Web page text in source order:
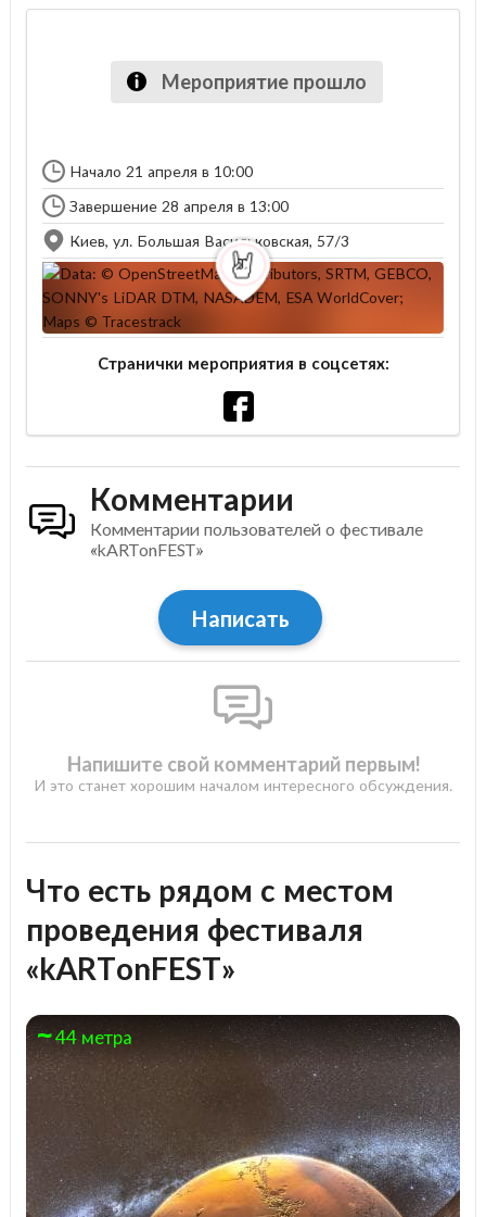
Мероприятие прошло
Начало 21 апреля в 10:00
Завершение 28 апреля в 13:00
Киев, ул. Большая Васильковская, 57/3
Странички мероприятия в соцсетях:
Комментарии
Комментарии пользователей о фестивале
«kARTonFEST»
Написать
Напишите свой комментарий первым!
И это станет хорошим началом интересного обсуждения.
Что есть рядом с местом
проведения фестиваля
«kARTonFEST»
44 метра